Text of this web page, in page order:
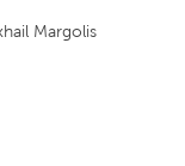
Margolis